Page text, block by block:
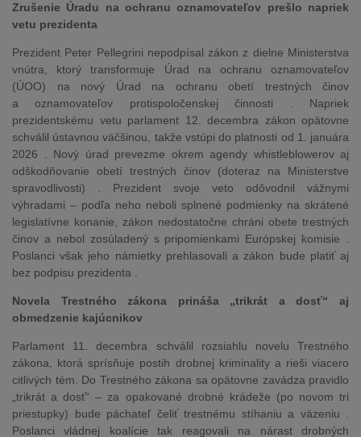
Zrušenie Úradu na ochranu oznamovateľov prešlo napriek
vetu prezidenta
Prezident Peter Pellegrini nepodpísal zákon z dielne Ministerstva
vnútra, ktorý transformuje Úrad na ochranu oznamovateľov
(ÚOO) na nový Úrad na ochranu obetí trestných činov
a oznamovateľov protispoločenskej činnosti . Napriek
prezidentskému vetu parlament 12. decembra zákon opätovne
schválil ústavnou väčšinou, takže vstúpi do platnosti od 1. januára
2026 . Nový úrad prevezme okrem agendy whistleblowerov aj
odškodňovanie obetí trestných činov (doteraz na Ministerstve
spravodlivosti) . Prezident svoje veto odôvodnil vážnymi
výhradami – podľa neho neboli splnené podmienky na skrátené
legislatívne konanie, zákon nedostatočne chráni obete trestných
činov a nebol zosúladený s pripomienkami Európskej komisie .
Poslanci však jeho námietky prehlasovali a zákon bude platiť aj
bez podpisu prezidenta .
Novela Trestného zákona prináša „trikrát a dosť“ aj
obmedzenie kajúcnikov
Parlament 11. decembra schválil rozsiahlu novelu Trestného
zákona, ktorá sprísňuje postih drobnej kriminality a rieši viacero
citlivých tém. Do Trestného zákona sa opätovne zavádza pravidlo
„trikrát a dosť“ – za opakované drobné krádeže (po novom tri
priestupky) bude páchateľ čeliť trestnému stíhaniu a väzeniu .
Poslanci vládnej koalície tak reagovali na nárast drobných